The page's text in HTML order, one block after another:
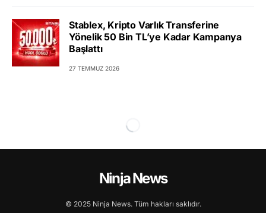
Stablex, Kripto Varlık Transferine
Yönelik 50 Bin TL’ye Kadar Kampanya
Başlattı
27 TEMMUZ 2026
Ninja News
© 2025 Ninja News. Tüm hakları saklıdır.